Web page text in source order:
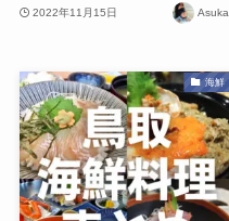
2022年11月15日 Asuka
海鮮